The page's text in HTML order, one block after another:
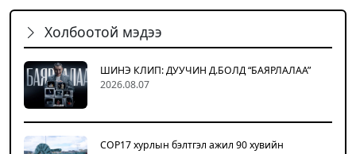
Холбоотой мэдээ
ШИНЭ КЛИП: ДУУЧИН Д.БОЛД “БАЯРЛАЛАА”
2026.08.07
COP17 хурлын бэлтгэл ажил 90 хувийн